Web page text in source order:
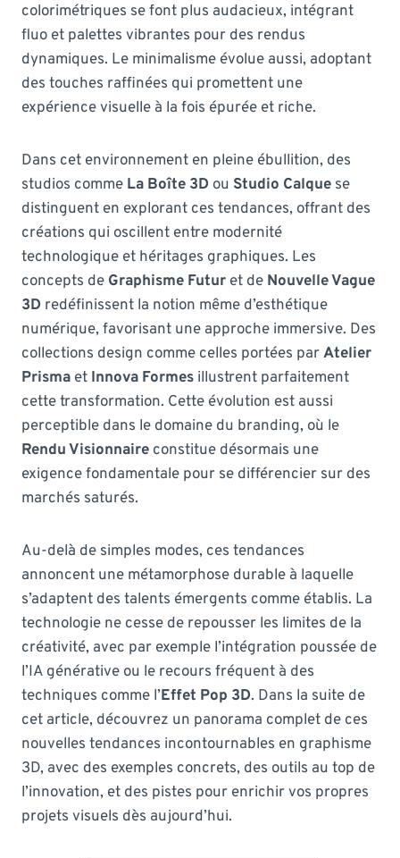
colorimétriques se font plus audacieux, intégrant
fluo et palettes vibrantes pour des rendus
dynamiques. Le minimalisme évolue aussi, adoptant
des touches raffinées qui promettent une
expérience visuelle à la fois épurée et riche.
Dans cet environnement en pleine ébullition, des
studios comme La Boîte 3D ou Studio Calque se
distinguent en explorant ces tendances, offrant des
créations qui oscillent entre modernité
technologique et héritages graphiques. Les
concepts de Graphisme Futur et de Nouvelle Vague
3D redéfinissent la notion même d’esthétique
numérique, favorisant une approche immersive. Des
collections design comme celles portées parAtelier
Prisma et Innova Formes illustrent parfaitement
cette transformation. Cette évolution est aussi
perceptible dans le domaine du branding, où le
Rendu Visionnaire constitue désormais une
exigence fondamentale pour se différencier sur des
marchés saturés.
Au-delà de simples modes, ces tendances
annoncent une métamorphose durable à laquelle
s’adaptent des talents émergents comme établis. La
technologie ne cesse de repousser les limites de la
créativité, avec par exemple l’intégration poussée de
l’IA générative ou le recours fréquent à des
techniques comme l’Effet Pop 3D. Dans la suite de
cet article, découvrez un panorama complet de ces
nouvelles tendances incontournables en graphisme
3D, avec des exemples concrets, des outils au top de
l’innovation, et des pistes pour enrichir vos propres
projets visuels dès aujourd’hui.